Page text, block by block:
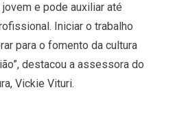
e pode auxiliar até
Iniciar o trabalho
para o fomento da cultura
destacou a assessora do
Vickie Vituri.